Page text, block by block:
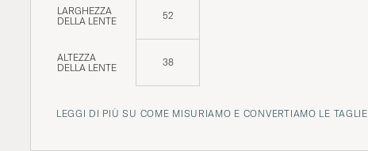
LARGHEZZA
DELLA LENTE
52
ALTEZZA
DELLA LENTE
38
LEGGI DI PIÙ SU COME MISURIAMO E CONVERTIAMO LE TAGLIE